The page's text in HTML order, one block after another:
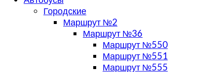
Городские
Маршрут №2
Маршрут №36
Маршрут №550
Маршрут №551
Маршрут №555